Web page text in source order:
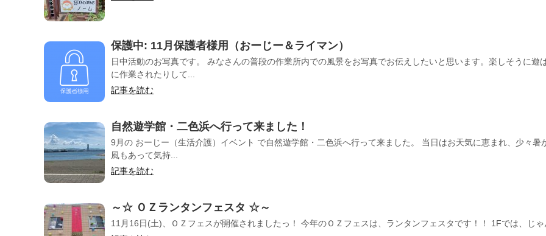
保護中: 11月保護者様用（おーじー＆ライマン）
日中活動のお写真です。 みなさんの普段の作業所内での風景をお写真でお伝えしたいと思います。楽しそうに遊
に作業されたりして...
記事を読む
自然遊学館・二色浜へ行って来ました！
9月の おーじー（生活介護）イベント で自然遊学館・二色浜へ行って来ました。 当日はお天気に恵まれ、少々暑
風もあって気持...
記事を読む
～☆ ＯＺランタンフェスタ ☆～
11月16日(土)、ＯＺフェスが開催されましたっ！ 今年のＯＺフェスは、ランタンフェスタです！！ 1Fでは、じゃ